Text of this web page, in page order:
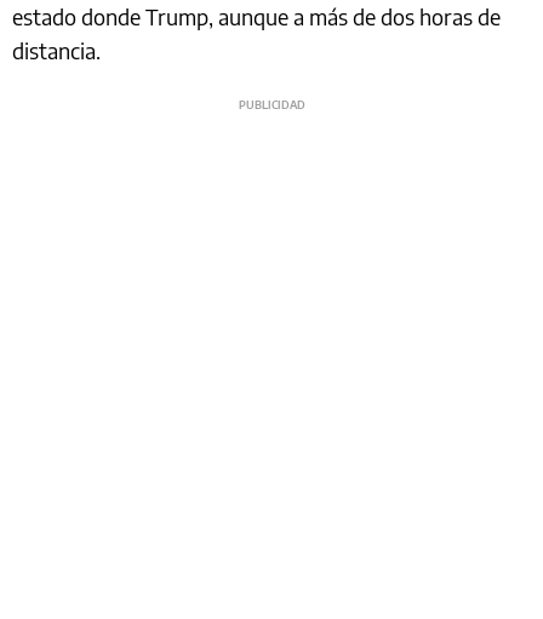
estado donde Trump, aunque a más de dos horas de
distancia.